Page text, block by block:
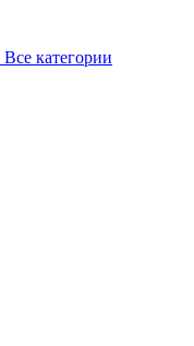
Все категории